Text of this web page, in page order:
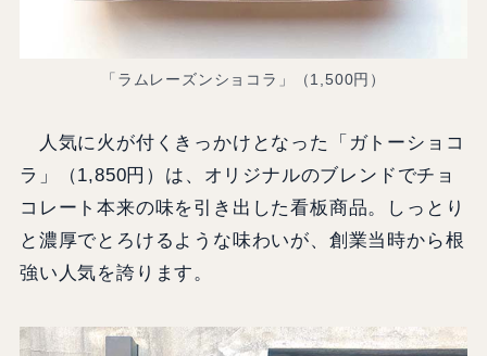
「ラムレーズンショコラ」（1,500円）
人気に火が付くきっかけとなった「ガトーショコ
ラ」（1,850円）は、オリジナルのブレンドでチョ
コレート本来の味を引き出した看板商品。しっとり
と濃厚でとろけるような味わいが、創業当時から根
強い人気を誇ります。